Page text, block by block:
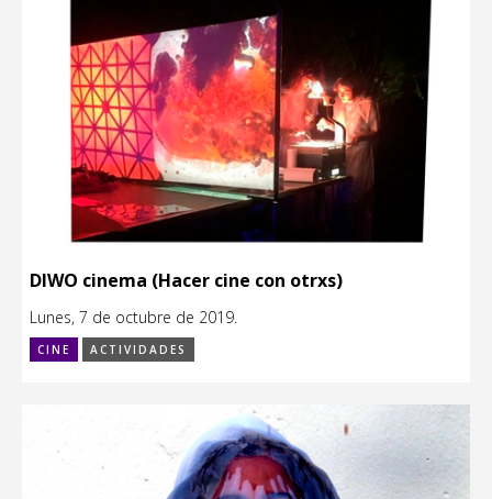
DIWO cinema (Hacer cine con otrxs)
Lunes, 7 de octubre de 2019.
CINE ACTIVIDADES